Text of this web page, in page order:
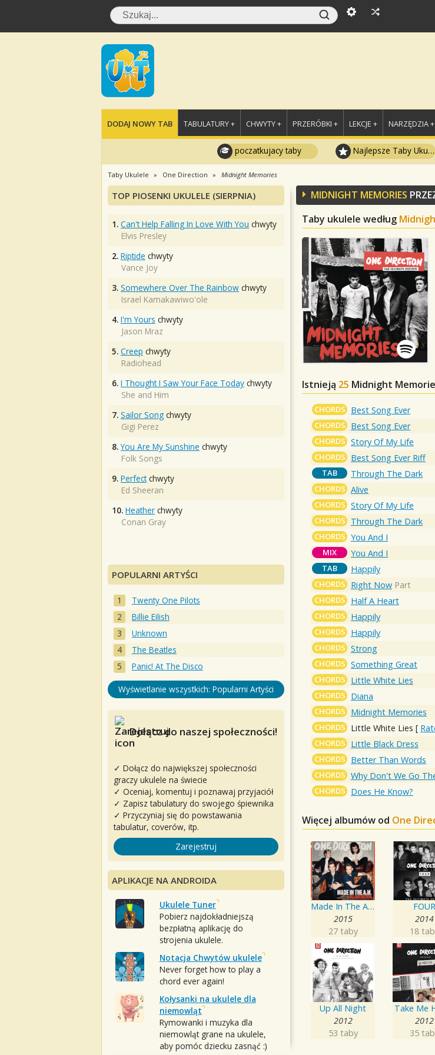
DODAJ NOWY TAB TABULATURY + CHWYTY + PRZERÓBKI + LEKCJE + NARZĘDZIA +
poczatkujacy taby Najlepsze Taby Ukulele
Taby Ukulele One Direction Midnight Memories
MIDNIGHT MEMORIES
Taby ukulele według
Istnieją 25 Midnight
CHORDS Best Song Ever
CHORDS Best Song Ever
CHORDS Story Of My Life
CHORDS Best Song Ever Riff
TAB Through The Dark
CHORDS Alive
CHORDS Story Of My Life
CHORDS Through The Dark
CHORDS You And I
MIX You And I
TAB Happily
CHORDS Right Now Part
CHORDS Half A Heart
CHORDS Happily
CHORDS Happily
CHORDS Strong
CHORDS Something Great
CHORDS Little White Lies
CHORDS Diana
CHORDS Midnight Memories
CHORDS Little White Lies [
CHORDS Little Black Dress
CHORDS Better Than Words
CHORDS Why Don't We Go
CHORDS Does He Know?
Więcej albumów od One
Made In The A.M.
2015
27 taby
FOUR
2014
18
Up All Night
2012
53 taby
Take Me
2012
35
TOP PIOSENKI UKULELE (SIERPNIA)
1. Can't Help Falling In Love With You chwyty
Elvis Presley
2. Riptide chwyty
Vance Joy
3. Somewhere Over The Rainbow chwyty
Israel Kamakawiwo'ole
4. I'm Yours chwyty
Jason Mraz
5. Creep chwyty
Radiohead
6. I Thought I Saw Your Face Today chwyty
She and Him
7. Sailor Song chwyty
Gigi Perez
8. You Are My Sunshine chwyty
Folk Songs
9. Perfectchwyty
Ed Sheeran
10. Heather chwyty
Conan Gray
POPULARNI ARTYŚCI
Twenty One Pilots
Billie Eilish
Unknown
The Beatles
Panic! At The Disco
Wyświetlanie wszystkich: Popularni Artyści
Dołącz do naszej społeczności!
✓ Dołącz do największej społeczności
graczy ukulele na świecie
✓ Oceniaj, komentuj i poznawaj przyjaciół
✓ Zapisz tabulatury do swojego śpiewnika
✓ Przyczyniaj się do powstawania
tabulatur, coverów, itp.
Zarejestruj
APLIKACJE NA ANDROIDA
Ukulele Tuner
Pobierz najdokładniejszą
bezpłatną aplikację do
strojenia ukulele.
Notacja Chwytów ukulele
Never forget how to play a
chord ever again!
Kołysanki na ukulele dla
niemowląt
Rymowanki i muzyka dla
niemowląt grane na ukulele,
aby pomóc dziecku zasnąć :)